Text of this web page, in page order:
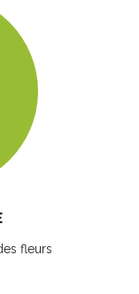
fleurs